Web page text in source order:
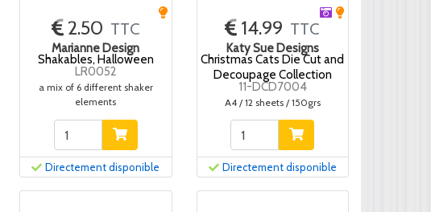
2.50 TTC
Marianne Design
Shakables, Halloween
LR0052
a mix of 6 different shaker
elements
Directement disponible
14.99 TTC
Katy Sue Designs
Christmas Cats Die Cut and
Decoupage Collection
11-DCD7004
A4 / 12 sheets / 150grs
Directement disponible